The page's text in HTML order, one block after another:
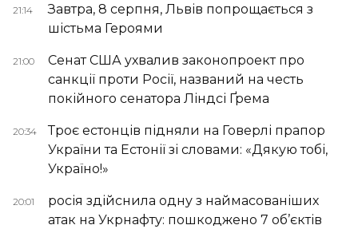
21:14
Завтра, 8 серпня, Львів попрощається з
шістьма Героями
21:00
Сенат США ухвалив законопроект про
санкції проти Росії, названий на честь
покійного сенатора Ліндсі Ґрема
20:34
Троє естонців підняли на Говерлі прапор
України та Естонії зі словами: «Дякую тобі,
Україно!»
20:01
росія здійснила одну з наймасованіших
атак на Укрнафту: пошкоджено 7 об’єктів